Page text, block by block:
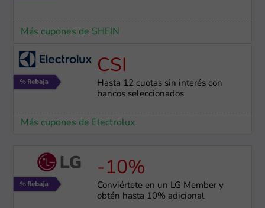
Más cupones de SHEIN
CSI
Hasta 12 cuotas sin interés con
bancos seleccionados
Más cupones de Electrolux
-10%
Conviértete en un LG Member y
obtén hasta 10% adicional